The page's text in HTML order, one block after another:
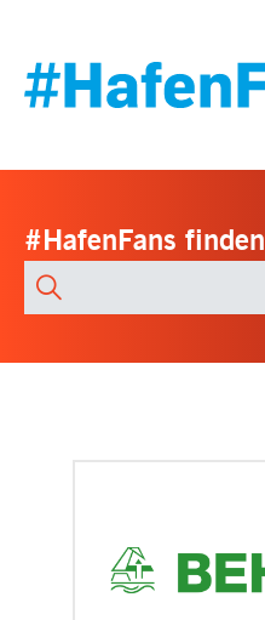
#HafenFans finden
Alle
HafenFans